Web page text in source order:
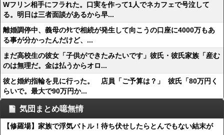
Wフリン相手にフラれた。口実を作って1人でネカフェで号泣して
る。明日は三者面談があるから早...
離婚調停中、義母のﾀﾋで相続が発生して向こうの口座に4000万もあ
る事が分かったんだけど、...
まだ高校生の彼女「子供ができたみたいです」彼氏・彼氏家族「産む
のは無理だ。金は払うからオロ...
彼と婚約指輪を見に行った。 店員「ご予算は？」 彼氏「80万円く
らいで。最大で90万円か...
気団まとめ噫無情
【修羅場】家族で浮気バトル！待ち伏せしたらとんでもない結末が